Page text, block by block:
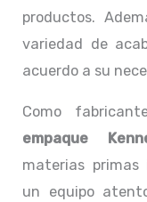
productos.
variedad de
acuerdo a su
Como
empaque
materias primas
un equipo